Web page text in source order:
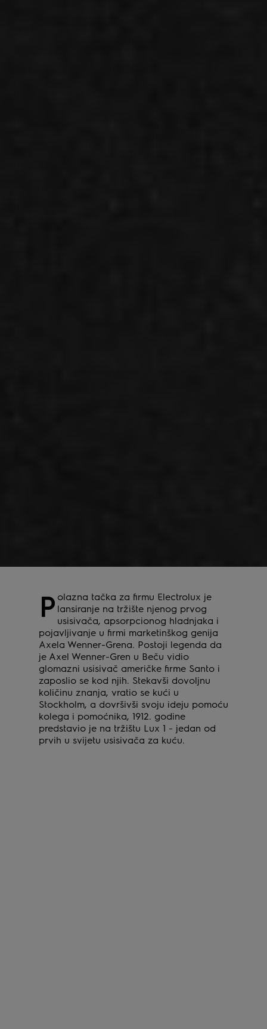
P olazna tačka za firmu Electrolux je
lansiranje na tržište njenog prvog
usisivača, apsorpcionog hladnjaka i
pojavljivanje u firmi marketinškog genija
Axela Wenner-Grena. Postoji legenda da
je Axel Wenner-Gren u Beču vidio
glomazni usisivač američke firme Santo i
zaposlio se kod njih. Stekavši dovoljnu
količinu znanja, vratio se kući u
Stockholm, a dovršivši svoju ideju pomoću
kolega i pomoćnika, 1912. godine
predstavio je na tržištu Lux 1 - jedan od
prvih u svijetu usisivača za kuću.